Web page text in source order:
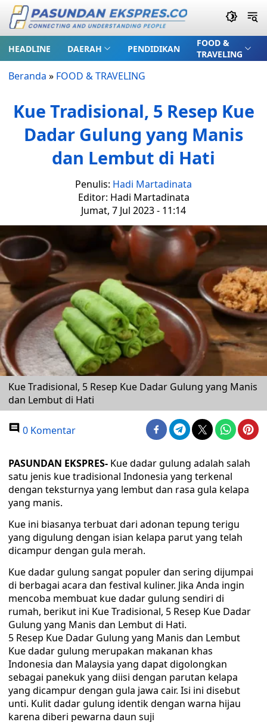
HEADLINE DAERAH PENDIDIKAN
FOOD &
TRAVELING
Beranda » FOOD & TRAVELING
Kue Tradisional, 5 Resep Kue
Dadar Gulung yang Manis
dan Lembut di Hati
Penulis: Hadi Martadinata
Editor: Hadi Martadinata
Jumat, 7 Jul 2023 - 11:14
Kue Tradisional, 5 Resep Kue Dadar Gulung yang Manis
dan Lembut di Hati
0 Komentar
PASUNDAN EKSPRES- Kue dadar gulung adalah salah
satu jenis kue tradisional Indonesia yang terkenal
dengan teksturnya yang lembut dan rasa gula kelapa
yang manis.
Kue ini biasanya terbuat dari adonan tepung terigu
yang digulung dengan isian kelapa parut yang telah
dicampur dengan gula merah.
Kue dadar gulung sangat populer dan sering dijumpai
di berbagai acara dan festival kuliner. Jika Anda ingin
mencoba membuat kue dadar gulung sendiri di
rumah, berikut ini Kue Tradisional, 5 Resep Kue Dadar
Gulung yang Manis dan Lembut di Hati.
5 Resep Kue Dadar Gulung yang Manis dan Lembut
Kue dadar gulung merupakan makanan khas
Indonesia dan Malaysia yang dapat digolongkan
sebagai panekuk yang diisi dengan parutan kelapa
yang dicampur dengan gula jawa cair. Isi ini disebut
unti. Kulit dadar gulung identik dengan warna hijau
karena diberi pewarna daun suji